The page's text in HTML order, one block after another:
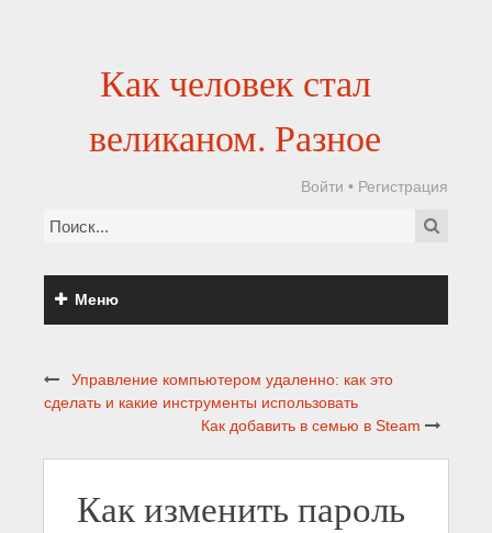
Как человек стал
великаном. Разное
Войти • Регистрация
Меню
Управление компьютером удаленно: как это
сделать и какие инструменты использовать
Как добавить в семью в Steam
Как изменить пароль